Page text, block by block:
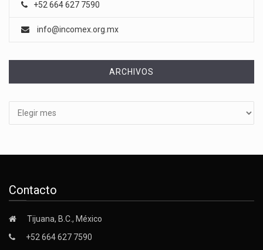
+52 664 627 7590
info@incomex.org.mx
ARCHIVOS
Contacto
Tijuana, B.C., México
+52 664 627 7590